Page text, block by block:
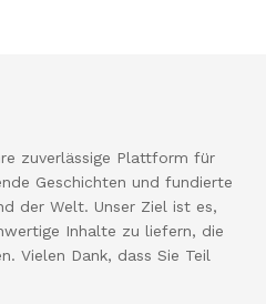
zuverlässige Plattform für
Geschichten und fundierte
der Welt. Unser Ziel ist es,
Inhalte zu liefern, die
Vielen Dank, dass Sie Teil